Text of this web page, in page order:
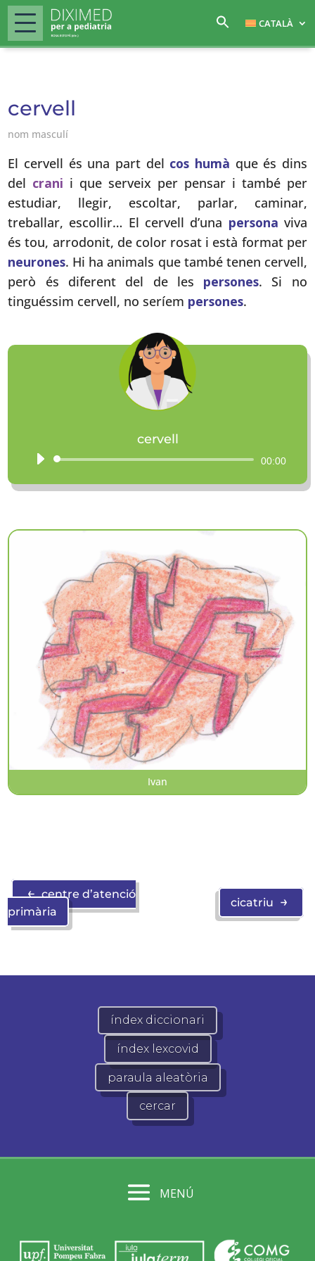
CATALÀ
cervell
nom masculí
El cervell és una part del cos humà que és dins
del crani i que serveix per pensar i també per
estudiar, llegir, escoltar, parlar, caminar,
treballar, escollir… El cervell d’una persona viva
és tou, arrodonit, de color rosat i està format per
neurones. Hi ha animals que també tenen cervell,
però és diferent del de les persones. Si no
tinguéssim cervell, no seríem persones.
cervell
Reproductor
00:00
Ivan
← centre d’atenció
primària
cicatriu →
índex diccionari
índex lexcovid
paraula aleatòria
cercar
MENÚ